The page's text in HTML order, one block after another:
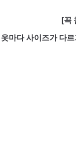
[꼭
옷마다 사이즈가 다